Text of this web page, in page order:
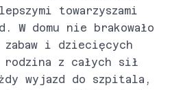
towarzyszami
W domu nie brakowało
zabaw i dziecięcych
rodzina z całych sił
wyjazd do szpitala,